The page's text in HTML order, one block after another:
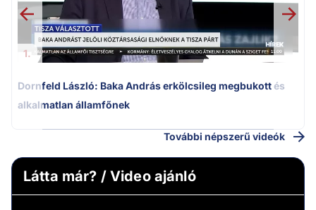
1.
Dornfeld László: Baka András erkölcsileg megbukott és
alkalmatlan államfőnek
További népszerű videók
Látta már? / Video ajánló